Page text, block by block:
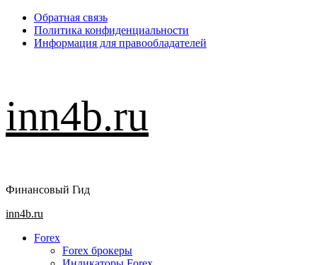
Перейти
содержимому
Обратная связь
Политика конфиденциальности
Информация для правообладателей
inn4b.ru
Финансовый Гид
Основное
inn4b.ru
Forex
Forex брокеры